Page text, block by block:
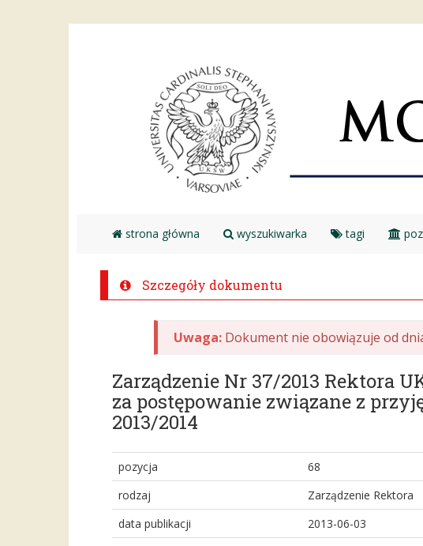
strona główna wyszukiwarka tagi
Szczegóły dokumentu
Uwaga: Dokument nie obowiązuje od
Zarządzenie Nr 37/2013 Rektora
za postępowanie związane z
2013/2014
pozycja
68
rodzaj
Zarządzenie Rektora
data publikacji
2013-06-03